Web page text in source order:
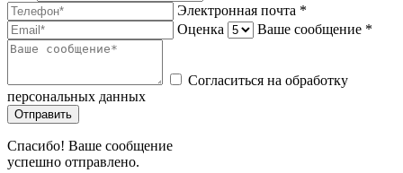
Электронная почта *
Оценка
Ваше сообщение *
Согласиться на обработку
персональных данных
Отправить
Спасибо! Ваше сообщение
успешно отправлено.